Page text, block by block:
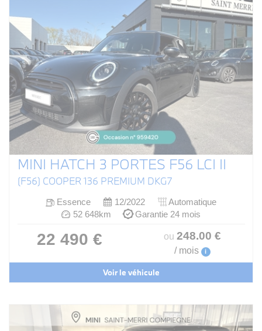
MINI HATCH 3 PORTES F56 LCI II
(F56) COOPER 136 PREMIUM DKG7
Essence 12/2022
Automatique
52 648km
Garantie 24 mois
22 490 € ou 248.00 €
/ mois i
Voir le véhicule